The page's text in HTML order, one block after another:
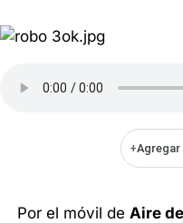
+Agregar
Por el móvil de Aire